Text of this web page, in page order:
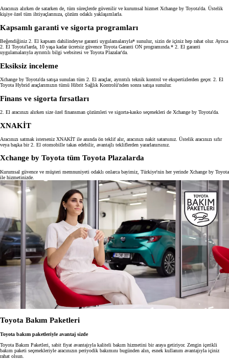
Aracınızı alırken de satarken de, tüm süreçlerde güvenilir ve kurumsal hizmet Xchange by Toyota'da. Üstelik
kişiye özel tüm ihtiyaçlarınıza, çözüm odaklı yaklaşımlarla.
Kapsamlı garanti ve sigorta programları
Beğendiğiniz 2. El kapsam dahilindeyse garanti uygulamalarıyla* sunulur, sizin de içiniz hep rahat olur. Ayrıca
2. El Toyota'larda, 10 yaşa kadar ücretsiz güvence Toyota Garanti ON programında.* 2. El garanti
uygulamalarıyla ayrıntılı bilgi websitesi ve Toyota Plazalar'da.
Eksiksiz inceleme
Xchange by Toyota'da satışa sunulan tüm 2. El araçlar, ayrıntılı teknik kontrol ve ekspertizlerden geçer. 2. El
Toyota Hybrid araçlarımızın tümü Hibrit Sağlık Kontrolü'nden sonra satışa sunulur.
Finans ve sigorta fırsatları
2. El aracınızı alırken size özel finansman çözümleri ve sigorta-kasko seçenekleri de Xchange by Toyota'da.
XNAKİT
Aracınızı satmak isterseniz XNAKİT ile anında ön teklif alır, aracınızı nakit satarsınız. Üstelik aracınızı sıfır
veya başka bir 2. El otomobille takas edebilir, avantajlı tekliflerden yararlanırsınız.
Xchange by Toyota tüm Toyota Plazalarda
Kurumsal güvence ve müşteri memnuniyeti odaklı onlarca bayimiz, Türkiye'nin her yerinde Xchange by Toyota
ile hizmetinizde.
Toyota Bakım Paketleri
Toyota bakım paketleriyle avantaj sizde
Toyota Bakım Paketleri, sabit fiyat avantajıyla kaliteli bakım hizmetini bir araya getiriyor. Zengin içerikli
bakım paketi seçenekleriyle aracınızın periyodik bakımını bugünden alın, esnek kullanım avantajıyla içiniz
rahat olsun.